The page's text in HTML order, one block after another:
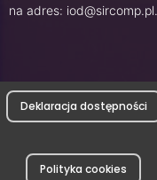
na adres: iod@sircomp.pl.
Deklaracja dostępności
Polityka cookies